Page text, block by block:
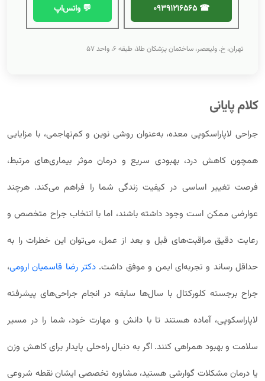
☎ 09391216565 💬 واتس‌اپ
تهران، خ. ولیعصر، ساختمان پزشکان طلا، طبقه ۶، واحد ۵۷
کلام پایانی
جراحی لاپاراسکوپی معده، به‌عنوان روشی نوین و کم‌تهاجمی، با مزایایی
همچون کاهش درد، بهبودی سریع و درمان موثر بیماری‌های مرتبط،
فرصت تغییر اساسی در کیفیت زندگی شما را فراهم می‌کند. هرچند
عوارضی ممکن است وجود داشته باشند، اما با انتخاب جراح متخصص و
رعایت دقیق مراقبت‌های قبل و بعد از عمل، می‌توان این خطرات را به
حداقل رساند و تجربه‌ای ایمن و موفق داشت. دکتر رضا قاسمیان ارومی،
جراح برجسته کلورکتال با سال‌ها سابقه در انجام جراحی‌های پیشرفته
لاپاراسکوپی، آماده هستند تا با دانش و مهارت خود، شما را در مسیر
سلامت و بهبود همراهی کنند. اگر به دنبال راه‌حلی پایدار برای کاهش وزن
یا درمان مشکلات گوارشی هستید، مشاوره تخصصی ایشان نقطه شروعی